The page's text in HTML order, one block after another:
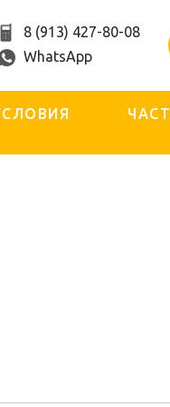
8 (913) 427-80-08
WhatsApp